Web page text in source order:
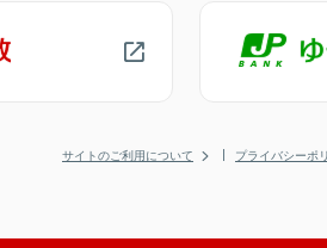
サイトのご利用について プライバシーポ